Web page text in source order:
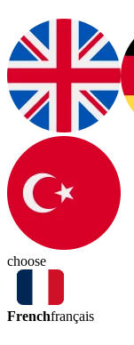
choose
Frenchfrançais